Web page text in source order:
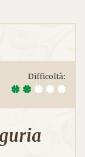
Difficoltà: